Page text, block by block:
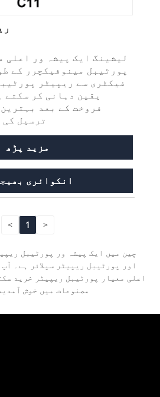
لیشینگ ایک پیشہ ور اعلی
پورٹیبل مینوفیکچرر کے
فیکٹری سے ریپیٹر
یقین دہانی کر سکتے
فروخت کے بعد
ترسیل
مزید پڑھ
انکوائری
< 1 >
اور پورٹیبل ریپیٹر سپلائر ہے۔
اعلی معیار پورٹیبل ریپیٹر خرید
مصنوعات میں خوش